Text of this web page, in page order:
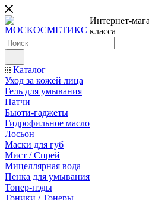
Интернет-
класса
Каталог
Уход за кожей лица
Гель для умывания
Патчи
Бьюти-гаджеты
Гидрофильное масло
Лосьон
Маски для губ
Мист / Спрей
Мицеллярная вода
Пенка для умывания
Тонер-пэды
Тоники / Тонеры